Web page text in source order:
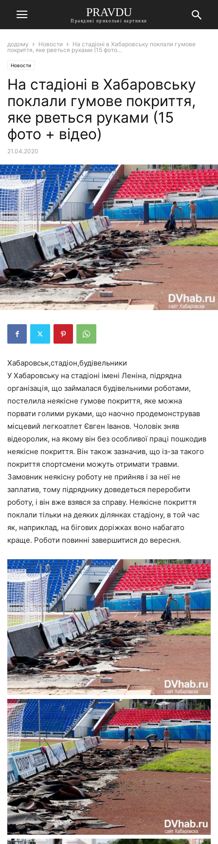
PRAVDU
Правдиві прикольні картинки
додому Новости
На стадіоні в Хабаровську поклали гумове
покриття, яке рветься руками (15 фото...
Новости
На стадіоні в Хабаровську
поклали гумове покриття,
яке рветься руками (15
фото + відео)
21.04.2020
Хабаровськ,стадіон,будівельники
У Хабаровську на стадіоні імені Леніна, підрядна
організація, що займалася будівельними роботами,
постелила неякісне гумове покриття, яке можна
порвати голими руками, що наочно продемонстрував
місцевий легкоатлет Євген Іванов. Чоловік зняв
відеоролик, на якому він без особливої праці пошкодив
неякісне покриття. Він також зазначив, що із-за такого
покриття спортсмени можуть отримати травми.
Замовник неякісну роботу не прийняв і за неї не
заплатив, тому підряднику доведеться переробити
роботу, і він вже взявся за справу. Неякісне покриття
поклали тільки на деяких ділянках стадіону, в той час
як, наприклад, на бігових доріжках воно набагато
краще. Роботи повинні завершитися до вересня.